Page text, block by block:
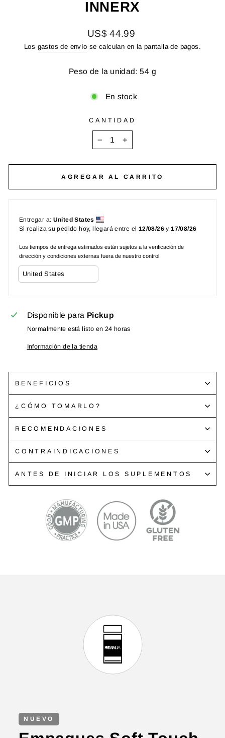
INNERX
Precio
habitual
US$ 44.99
Los gastos de envío se calculan en la pantalla de pagos.
Peso de la unidad: 54 g
En stock
CANTIDAD
AGREGAR AL CARRITO
Entregar a: United States
Si realiza su pedido hoy, llegará entre el 12/08/26y17/08/26
Los tiempos de entrega estimados están sujetos a la verificación de
dirección y condiciones externas fuera de nuestro control.
Disponible para Pickup
Normalmente está listo en 24 horas
Información de la tienda
BENEFICIOS
¿CÓMO TOMARLO?
RECOMENDACIONES
CONTRAINDICACIONES
ANTES DE INICIAR LOS SUPLEMENTOS
NUEVO